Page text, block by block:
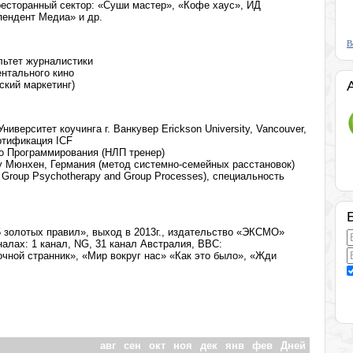
сектор: «Суши мастер», «Кофе хаус», ИД
Медиа» и др.
журналистики
кино
маркетинг)
коучинга г. Ванкувер Erickson University, Vancouver,
ICF
Программирования (НЛП тренер)
Германия (метод системно-семейных расстановок)
Psychotherapy and Group Processes), специальность
правил», выход в 2013г., издательство «ЭКСМО»
1 канал, NG, 31 канал Австралия, ВВС:
странник», «Мир вокруг нас» «Как это было», «Жди
авг сен окт ноя дек янв фев Дней